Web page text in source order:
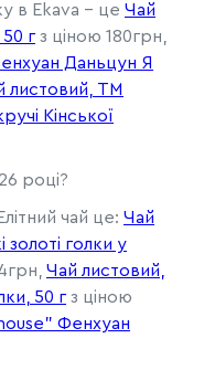
в Ekava - це Чай
г з ціною 180грн,
Даньцун Я
листовий, ТМ
Кінської
році?
чай це: Чай
голки у
Чай листовий,
50 г з ціною
Фенхуан